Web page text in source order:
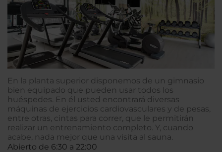
En la planta superior disponemos de un gimnasio
bien equipado que pueden usar todos los
huéspedes. En él usted encontrará diversas
máquinas de ejercicios cardiovasculares y de pesas,
entre otras, cintas para correr, que le permitirán
realizar un entrenamiento completo. Y, cuando
acabe, nada mejor que una visita al sauna.
Abierto de 6:30 a 22:00